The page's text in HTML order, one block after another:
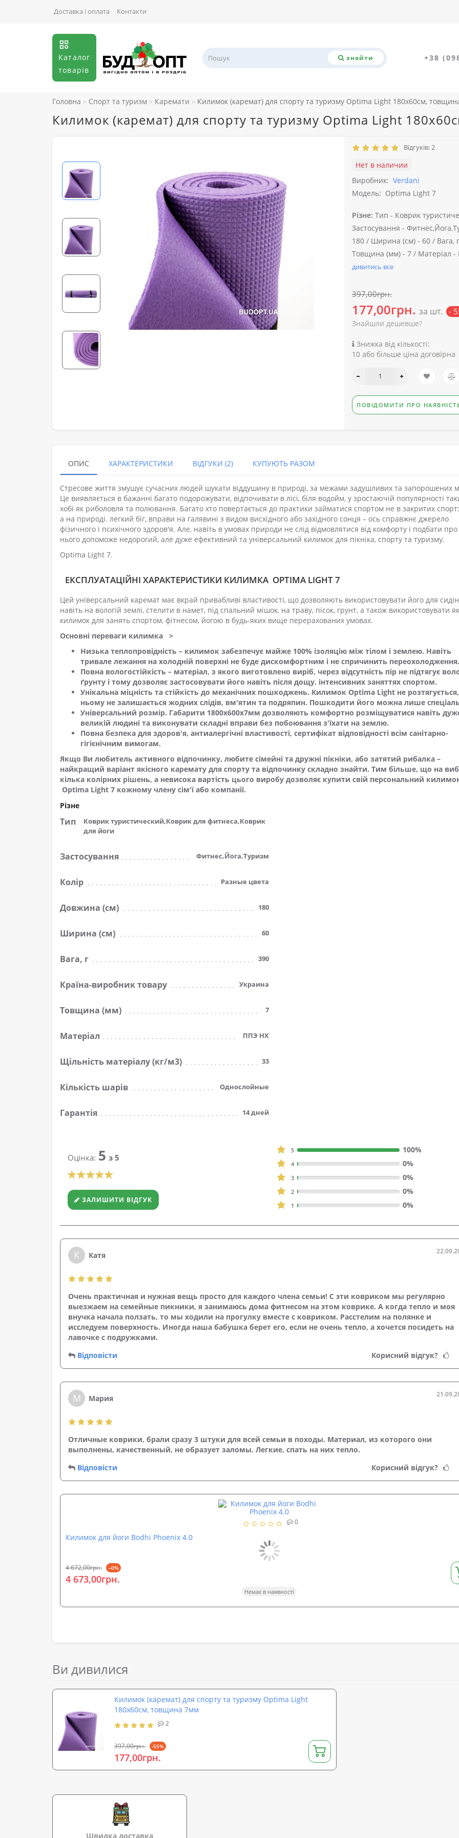
Доставка і оплата Контакти
Каталог
товарів
знайти +38
Головна Спорт та туризм Каремати Килимок (каремат) для спорту та туризму Optima Light 180х60см,
Килимок (каремат) для спорту та туризму Optima Light
Відгуків: 2
Нет в наличии
Виробник: Verdani
Модель: Optima Light 7
Різне: Тип - Коврик
Застосування -
180 / Ширина (см) - 60 / Вага,
Товщина (мм) - 7 / Матеріал -
дивитись все
397,00грн.
177,00грн. за шт. -
Знайшли дешевше?
Знижка від кількості:
10 або більше ціна договірна
ПОВІДОМИТИ ПРО
ОПИС ХАРАКТЕРИСТИКИ ВІДГУКИ (2) КУПУЮТЬ РАЗОМ
Стресове життя змушує сучасних людей шукати віддушину в природі, за межами задушливих та запорошених
Це виявляється в бажанні багато подорожувати, відпочивати в лісі, біля водойм, у зростаючій популярності
хобі як риболовля та полювання. Багато хто повертається до практики займатися спортом не в закритих
а на природі. легкий біг, вправи на галявині з видом висхідного або західного сонця – ось справжнє джерело
фізичного і психічного здоров'я. Але, навіть в умовах природи не слід відмовлятися від комфорту і подбати про
нього допоможе недорогий, але дуже ефективний та універсальний килимок для пікніка, спорту та туризму.
Optima Light 7.
ЕКСПЛУАТАЦІЙНІ ХАРАКТЕРИСТИКИ КИЛИМКА OPTIMA LIGHT 7
Цей універсальний каремат має вкрай привабливі властивості, що дозволяють використовувати його для
навіть на вологій землі, стелити в намет, під спальний мішок, на траву, пісок, грунт, а також використовувати як
килимок для занять спортом, фітнесом, йогою в будь-яких вище перерахованих умовах.
Основні переваги килимка >
Низька теплопровідність – килимок забезпечує майже 100% ізоляцію між тілом і землею. Навіть
тривале лежання на холодній поверхні не буде дискомфортним і не спричинить переохолодження.
Повна вологостійкість – матеріал, з якого виготовлено виріб, через відсутність пір не підтягує
ґрунту і тому дозволяє застосовувати його навіть після дощу. інтенсивних заняттях спортом.
Унікальна міцність та стійкість до механічних пошкоджень. Килимок Optima Light не
ньому не залишається жодних слідів, вм'ятин та подряпин. Пошкодити його можна лише
Універсальний розмір. Габарити 1800x600х7мм дозволяють комфортно розміщуватися навіть
великій людині та виконувати складні вправи без побоювання з'їхати на землю.
Повна безпека для здоров'я, антиалергічні властивості, сертифікат відповідності всім санітарно-
гігієнічним вимогам.
Якщо Ви любитель активного відпочинку, любите сімейні та дружні пікніки, або затятий рибалка –
найкращий варіант якісного каремату для спорту та відпочинку складно знайти. Тим більше, що на
кілька колірних рішень, а невисока вартість цього виробу дозволяє купити свій персональний
Optima Light 7 кожному члену сім'ї або компанії.
Різне
Тип
Коврик туристический,Коврик для фитнеса,Коврик
для йоги
Застосування Фитнес,Йога,Туризм
Колір Разные цвета
Довжина (см) 180
Ширина (см) 60
Вага, г 390
Країна-виробник товару Украина
Товщина (мм) 7
Матеріал ППЭ НХ
Щільність матеріалу (кг/м3) 33
Кількість шарів Однослойные
Гарантія 14 дней
Оцінка: 5 з 5
ЗАЛИШИТИ ВІДГУК
5 100%
4 0%
3 0%
2 0%
1 0%
К Катя
Очень практичная и нужная вещь просто для каждого члена семьи! С эти ковриком мы регулярно
выезжаем на семейные пикники, я занимаюсь дома фитнесом на этом коврике. А когда тепло и моя
внучка начала ползать, то мы ходили на прогулку вместе с ковриком. Расстелим на полянке и
исследуем поверхность. Иногда наша бабушка берет его, если не очень тепло, а хочется посидеть на
лавочке с подружками.
Корисний відгук?
Відповісти
М Мария
Отличные коврики, брали сразу 3 штуки для всей семьи в походы. Материал, из которого они
выполнены, качественный, не образует заломы. Легкие, спать на них тепло.
Корисний відгук?
Відповісти
0
Килимок для йоги Bodhi Phoenix 4.0
4 672,00грн. --0%
4 673,00грн.
Немає в наявності
Ви дивилися
Килимок (каремат) для спорту та туризму Optima Light
180х60см, товщина 7мм
2
397,00грн. -55%
177,00грн.
Швидка доставка